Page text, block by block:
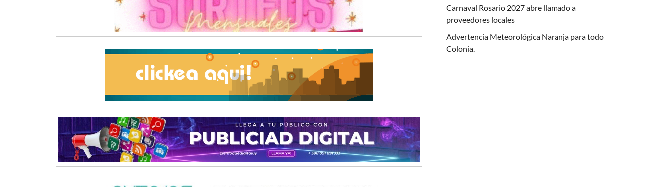
Carnaval Rosario 2027 abre llamado a
proveedores locales
Advertencia Meteorológica Naranja para todo
Colonia.